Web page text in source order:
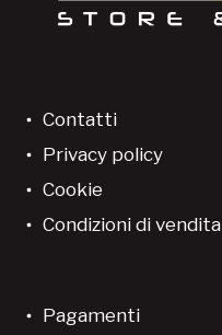
Contatti
Privacy policy
Cookie
Condizioni di vendita
Pagamenti